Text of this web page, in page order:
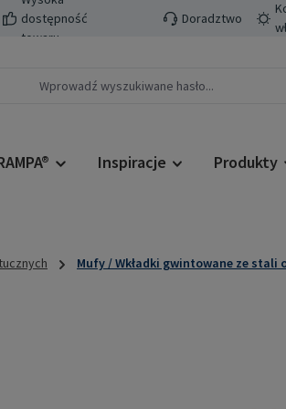
dostępność
towaru
Doradztwo
Inspiracje Produkty
Mufy / Wkładki gwintowane ze stali